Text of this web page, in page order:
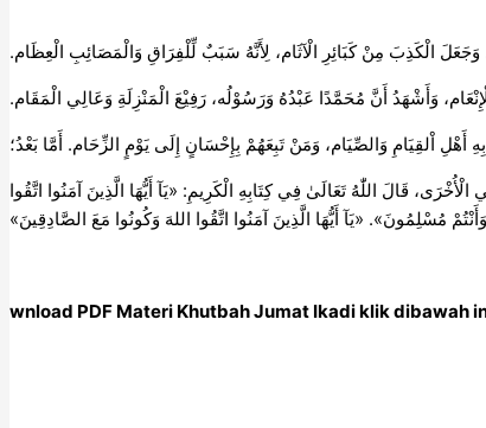
الْكَذِبَ مِنْ كَبَائِرِ الْآثَام، لِأَنَّهُ سَبَبٌ لِّلْفِرَاقِ وَالْمَصَائِبِ الْعِظَام.
وَأَشْهَدُ أَنَّ مُحَمَّدًا عَبْدُهُ وَرَسُوْلُه، رَفِيْعَ الْمَنْزِلَةِ وَعَالِي الْمَقَام.
اْلقِيَامِ وَالصِّيَام، وَمَنْ تَبِعَهُمْ بِإِحْسَانٍ إِلَى يَوْمٍ الزِّحَام. أَمَّا بَعْدُ؛
قَالَ اللّٰهُ تَعَالَىٰ فِي كِتَابِهِ الْكَرِيمِ: «يَآ أَيُّهَا الَّذِينَ آمَنُوا اتَّقُوا
مُسْلِمُونَ». «يَآ أَيُّهَا الَّذِينَ آمَنُوا اتَّقُوا اللهَ وَكُونُوا مَعَ الصَّادِقِينَ»
wnload PDF Materi Khutbah Jumat Ikadi klik dibawah